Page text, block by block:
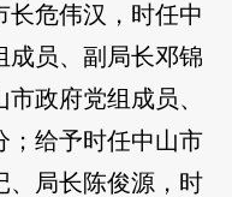
长危伟汉，时任中
成员、副局长邓锦
政府党组成员、
；给予时任中山市
、局长陈俊源，时